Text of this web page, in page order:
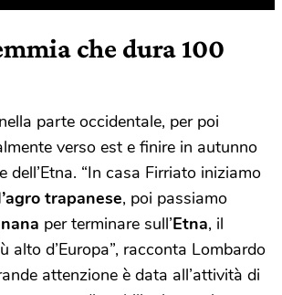
che dura 100
parte occidentale, per poi
verso est e finire in autunno
dell’Etna. “In casa Firriato iniziamo
trapanese, poi passiamo
per terminare sull’Etna, il
alto d’Europa”, racconta Lombardo
attenzione è data all’attività di